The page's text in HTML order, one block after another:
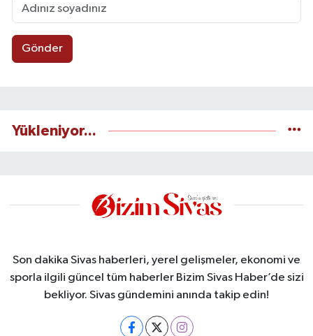
Gönder
Yükleniyor...
Son dakika Sivas haberleri, yerel gelişmeler, ekonomi ve
sporla ilgili güncel tüm haberler Bizim Sivas Haber’de sizi
bekliyor. Sivas gündemini anında takip edin!